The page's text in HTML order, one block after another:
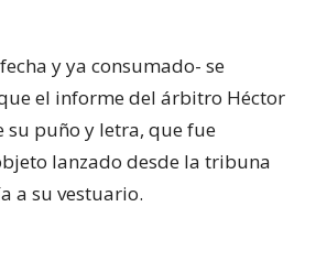
y ya consumado- se
el informe del árbitro Héctor
su puño y letra, que fue
lanzado desde la tribuna
a su vestuario.